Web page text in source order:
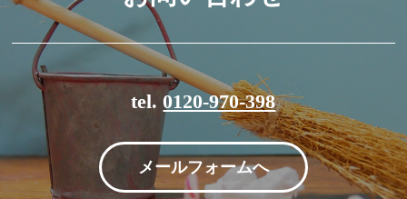
tel.0120-970-398
メールフォームへ